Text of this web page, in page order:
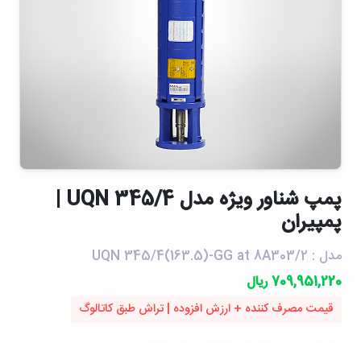
پمپ شناور ويژه مدل UQN 345/4 |
پمپیران
مدل : UQN 345/4(163.5)-GG at 8A303/2
709,951,220 ریال
قیمت مصرف کننده + ارزش افزوده | تراش طبق کاتالوگ